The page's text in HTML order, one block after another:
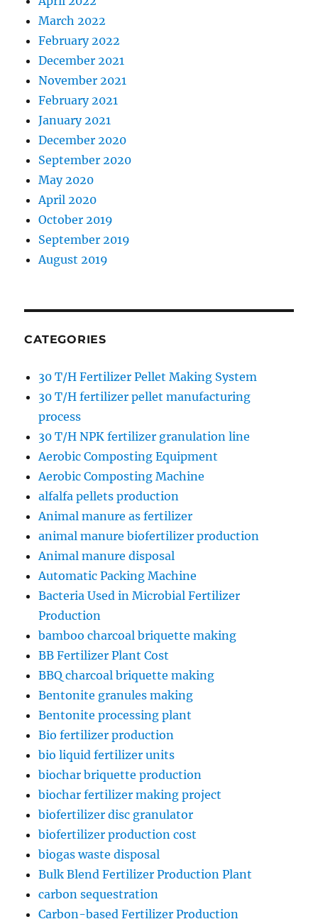
March 2022
February 2022
December 2021
November 2021
February 2021
January 2021
December 2020
September 2020
May 2020
April 2020
October 2019
September 2019
August 2019
CATEGORIES
30 T/H Fertilizer Pellet Making System
30 T/H fertilizer pellet manufacturing
process
30 T/H NPK fertilizer granulation line
Aerobic Composting Equipment
Aerobic Composting Machine
alfalfa pellets production
Animal manure as fertilizer
animal manure biofertilizer production
Animal manure disposal
Automatic Packing Machine
Bacteria Used in Microbial Fertilizer
Production
bamboo charcoal briquette making
BB Fertilizer Plant Cost
BBQ charcoal briquette making
Bentonite granules making
Bentonite processing plant
Bio fertilizer production
bio liquid fertilizer units
biochar briquette production
biochar fertilizer making project
biofertilizer disc granulator
biofertilizer production cost
biogas waste disposal
Bulk Blend Fertilizer Production Plant
carbon sequestration
Carbon-based Fertilizer Production